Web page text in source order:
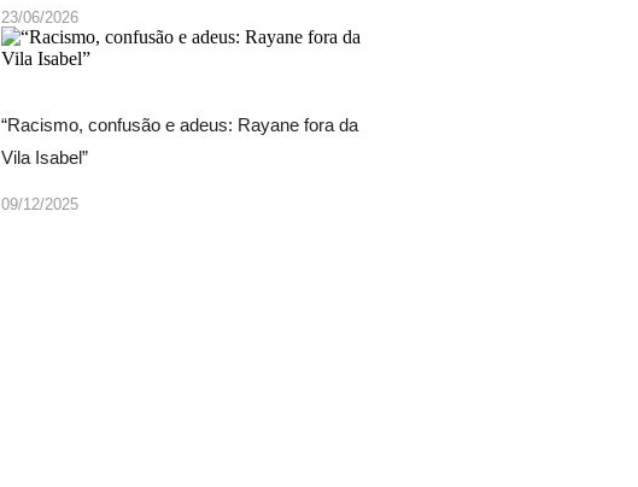
23/06/2026
“Racismo, confusão e adeus: Rayane fora da
Vila Isabel”
09/12/2025